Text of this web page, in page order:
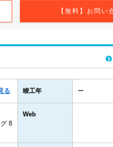
【無料】お問
る 竣工年 ー
8
Web